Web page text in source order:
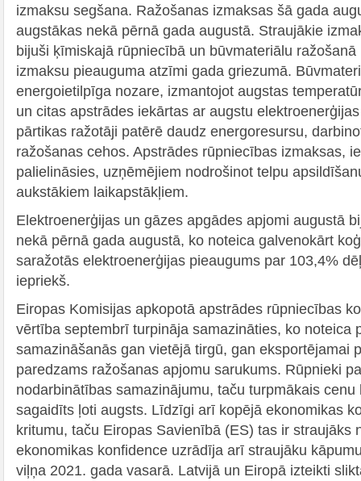
izmaksu segšana. Ražošanas izmaksas šā gada
augstākas nekā pērnā gada augustā. Straujākie
bijuši ķīmiskajā rūpniecībā un būvmateriālu
izmaksu pieauguma atzīmi gada griezumā.
energoietilpīga nozare, izmantojot augstas
un citas apstrādes iekārtas ar augstu
pārtikas ražotāji patērē daudz energoresursu,
ražošanas cehos. Apstrādes rūpniecības izmaksas,
palielināsies, uzņēmējiem nodrošinot telpu
aukstākiem laikapstākļiem.
Elektroenerģijas un gāzes apgādes apjomi augustā
nekā pērnā gada augustā, ko noteica galvenokārt
saražotās elektroenerģijas pieaugums par 103,4%
iepriekš.
Eiropas Komisijas apkopotā apstrādes rūpniecības
vērtība septembrī turpināja samazināties, ko noteica
samazināšanās gan vietējā tirgū, gan eksportējamai
paredzams ražošanas apjomu sarukums. Rūpnieki
nodarbinātības samazinājumu, taču turpmākais
sagaidīts ļoti augsts. Līdzīgi arī kopējā ekonomikas
kritumu, taču Eiropas Savienībā (ES) tas ir straujāks
ekonomikas konfidence uzrādīja arī straujāku
viļņa 2021. gada vasarā. Latvijā un Eiropā izteikti